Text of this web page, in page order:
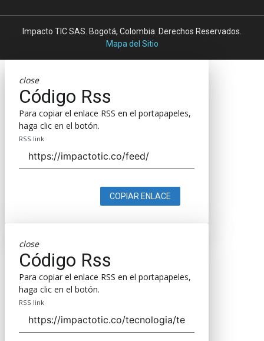
Impacto TIC SAS. Bogotá, Colombia. Derechos Reservados.
Mapa del Sitio
close
Código Rss
Para copiar el enlace RSS en el portapapeles,
haga clic en el botón.
RSS link
COPIAR ENLACE
close
Código Rss
Para copiar el enlace RSS en el portapapeles,
haga clic en el botón.
RSS link